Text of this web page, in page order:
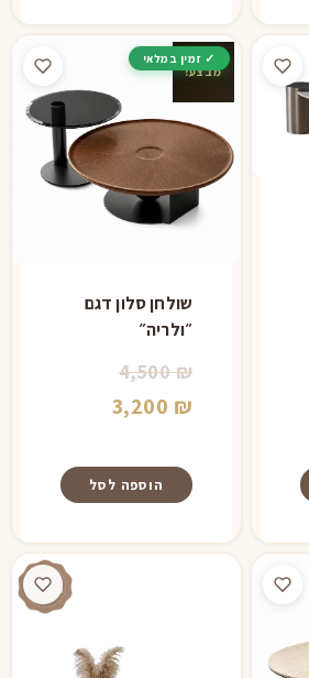
זה
יש
מספר
סוגים.
ניתן
לבחור
את
מבצע!
שולחן סלון דגם
״ולריה״
4,500₪
המחיר
המקורי
4,500 ₪.
3,200 ₪
המחיר
הוא:
3,200 ₪.
הוספה לסל